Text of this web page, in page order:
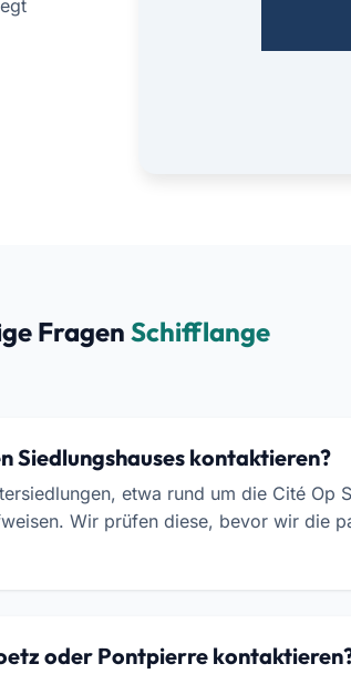
FragenSchifflange
Siedlungshauses kontaktieren?
etwa rund um die Cité Op
Wir prüfen diese, bevor wir die
oder Pontpierre